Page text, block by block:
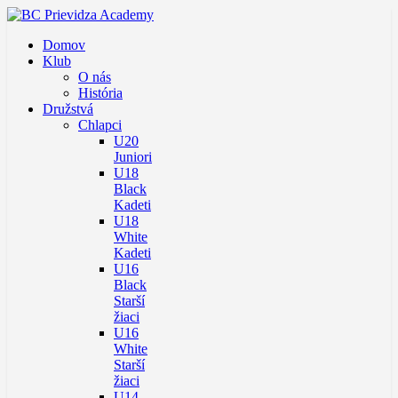
Domov
Klub
O nás
História
Družstvá
Chlapci
U20
Juniori
U18
Black
Kadeti
U18
White
Kadeti
U16
Black
Starší
žiaci
U16
White
Starší
žiaci